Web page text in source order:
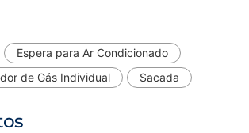
Espera para Ar Condicionado
de Gás Individual Sacada